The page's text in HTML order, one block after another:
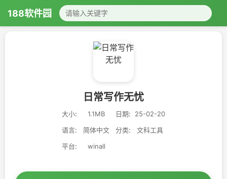
188软件园
日常写作无忧
大小: 1.1MB 日期:
25-02-20
语言:
简体中文 分类:
文科工具
平台:
winall